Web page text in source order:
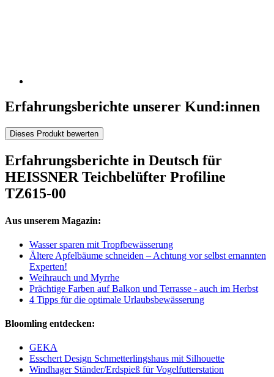
Erfahrungsberichte unserer Kund:innen
Dieses Produkt bewerten
Erfahrungsberichte in Deutsch für
HEISSNER Teichbelüfter Profiline
TZ615-00
Aus unserem Magazin:
Wasser sparen mit Tropfbewässerung
Ältere Apfelbäume schneiden – Achtung vor selbst ernannten
Experten!
Weihrauch und Myrrhe
Prächtige Farben auf Balkon und Terrasse - auch im Herbst
4 Tipps für die optimale Urlaubsbewässerung
Bloomling entdecken:
GEKA
Esschert Design Schmetterlingshaus mit Silhouette
Windhager Ständer/Erdspieß für Vogelfutterstation